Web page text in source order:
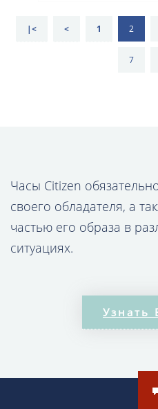
|< < 1 2
7
Часы Citizen
своего обладателя, а
частью его образа в
ситуациях.
найдёте дешевые
образом, с дорогими
продукции,
Узнать